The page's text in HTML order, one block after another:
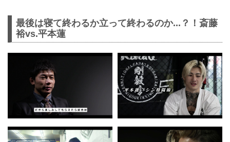
最後は寝て終わるか立って終わるのか...？！斎藤
裕vs.平本蓮